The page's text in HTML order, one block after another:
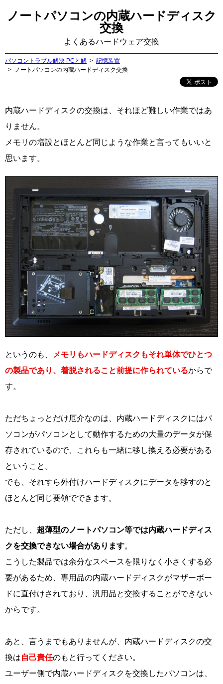
ノートパソコンの内蔵ハードディスク
交換
よくあるハードウェア交換
パソコントラブル解決 PCと解
記憶装置
ノートパソコンの内蔵ハードディスク交換
内蔵ハードディスクの交換は、それほど難しい作業ではあ
りません。
メモリの増設とほとんど同じような作業と言ってもいいと
思います。
というのも、
メモリもハードディスクもそれ単体でひとつ
の製品であり、着脱されること前提に作られているからで
す。
ただちょっとだけ厄介なのは、内蔵ハードディスクにはパ
ソコンがパソコンとして動作するための大量のデータが保
存されているので、これらも一緒に移し換える必要がある
ということ。
でも、それすら外付けハードディスクにデータを移すのと
ほとんど同じ要領でできます。
ただし、 超薄型のノートパソコン等では内蔵ハードディス
クを交換できない場合があります。
こうした製品では余分なスペースを限りなく小さくする必
要があるため、専用品の内蔵ハードディスクがマザーボー
ドに直付けされており、汎用品と交換することができない
からです。
あと、言うまでもありませんが、内蔵ハードディスクの交
換は自己責任のもと行ってください。
ユーザー側で内蔵ハードディスクを交換したパソコンは、